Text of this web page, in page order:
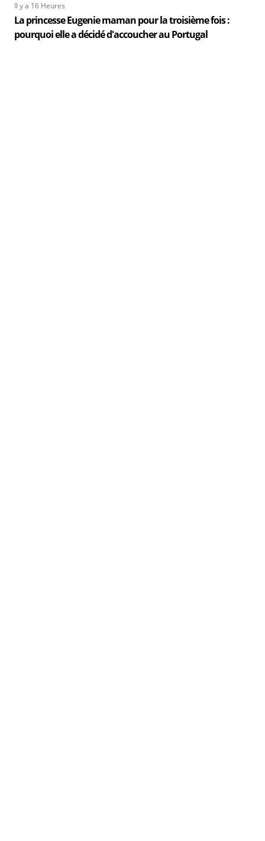
Il y a 16 Heures
La princesse Eugenie maman pour la troisième fois :
pourquoi elle a décidé d'accoucher au Portugal